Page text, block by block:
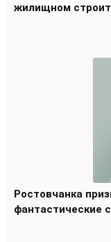
жилищном
Ростовчанка
фантастические